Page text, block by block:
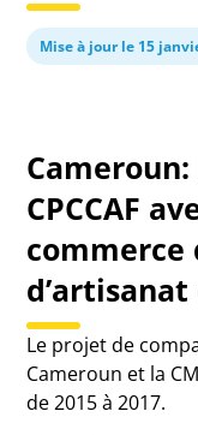
Mise à jour le 15
CPCCAF
commerce
Le projet de
Cameroun et la
de 2015 à 2017.